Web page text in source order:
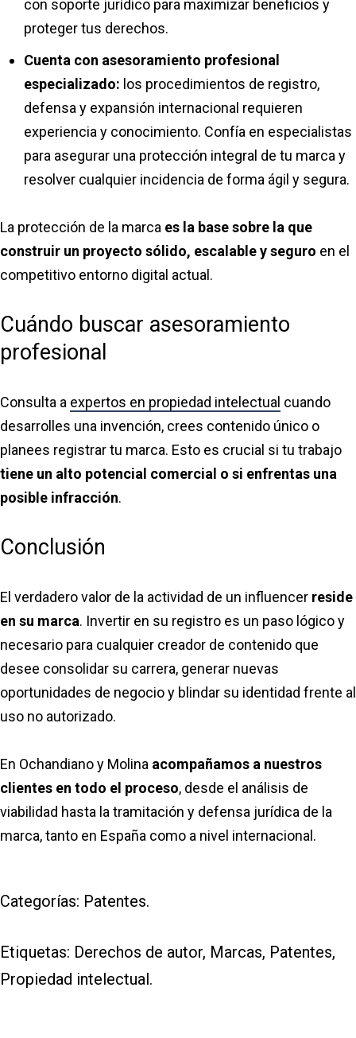
con soporte jurídico para maximizar beneficios y
proteger tus derechos.
Cuenta con asesoramiento profesional
especializado: los procedimientos de registro,
defensa y expansión internacional requieren
experiencia y conocimiento. Confía en especialistas
para asegurar una protección integral de tu marca y
resolver cualquier incidencia de forma ágil y segura.
La protección de la marca es la base sobre la que
construir un proyecto sólido, escalable y seguro en el
competitivo entorno digital actual.
Cuándo buscar asesoramiento
profesional
Consulta a expertos en propiedad intelectual cuando
desarrolles una invención, crees contenido único o
planees registrar tu marca. Esto es crucial si tu trabajo
tiene un alto potencial comercial o si enfrentas una
posible infracción.
Conclusión
El verdadero valor de la actividad de un influencer reside
en su marca. Invertir en su registro es un paso lógico y
necesario para cualquier creador de contenido que
desee consolidar su carrera, generar nuevas
oportunidades de negocio y blindar su identidad frente al
uso no autorizado.
En Ochandiano y Molina acompañamos a nuestros
clientes en todo el proceso, desde el análisis de
viabilidad hasta la tramitación y defensa jurídica de la
marca, tanto en España como a nivel internacional.
Categorías: Patentes.
Etiquetas: Derechos de autor, Marcas, Patentes,
Propiedad intelectual.